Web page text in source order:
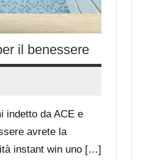
il benessere
indetto da ACE e
avrete la
instant win uno […]